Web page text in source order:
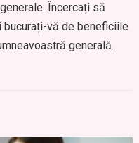
Încercați să
bucurați-vă de beneficiile
generală.